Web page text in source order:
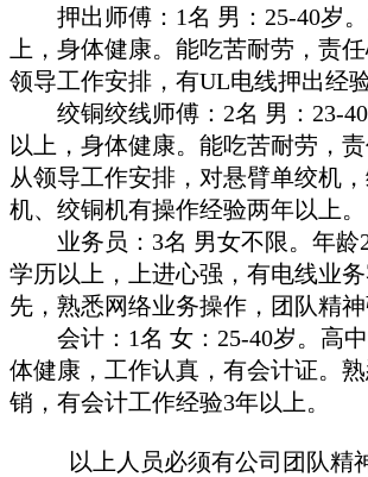
押出 师傅： 1名 男： 25-40岁
上，身体健康。能吃苦耐劳 ， 责
领导工作安排，有UL电线押出经
绞铜绞线师傅： 2名 男： 23-40
以上，身体健康。能吃苦耐劳 ， 责
从领导工作安排， 对悬臂单绞机，
机、 绞铜机有操作经验两年以上。
业务员 ： 3名 男女不限。年龄
学历以上，上进心强，有电线业务
先，熟悉网络业务操作， 团队精神
会计： 1名 女： 25-40岁。高
体健康，工作认真，有会计证。
销，有会计工作经验3年以上。
以上人 员必须有公司 团队精